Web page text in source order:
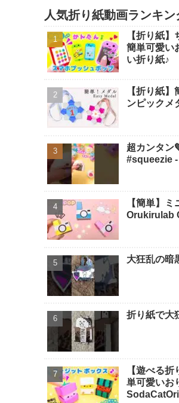
人気折り紙動画ランキン
【折り紙
簡単可愛
い折り紙♪
【折り紙
ンピックメ
超カンタン
#squeezie
【簡単】
Orukirulab
大狂乱の暗
折り紙で大
【遊べる
単可愛いお